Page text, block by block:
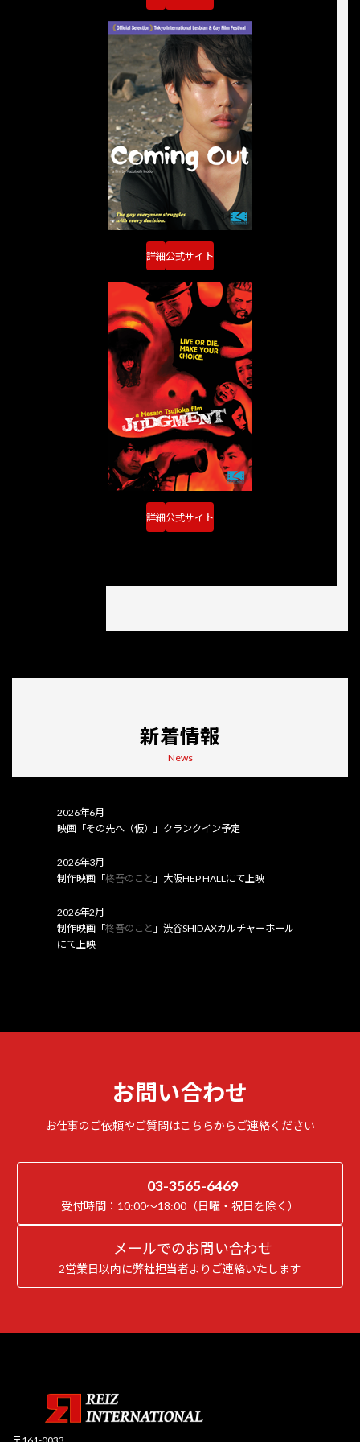
詳細公式サイト
詳細公式サイト
新着情報
News
2026年6月
映画「その先へ（仮）」クランクイン予定
2026年3月
制作映画「柊吾のこと 」大阪HEP HALLにて上映
2026年2月
制作映画「柊吾のこと 」渋谷SHIDAXカルチャーホール
にて上映
お問い合わせ
お仕事のご依頼やご質問はこちらからご連絡ください
03-3565-6469
受付時間：10:00～18:00（日曜・祝日を除く）
メールでのお問い合わせ
2営業日以内に弊社担当者よりご連絡いたします